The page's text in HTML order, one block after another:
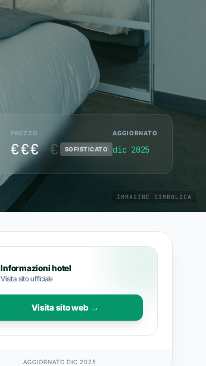
IMMAGINE SIMBOLICA
PREZZO
€€€ € SOFISTICATO
AGGIORNATO
dic 2025
Informazioni hotel
Visita sito ufficiale
Visita sito web →
AGGIORNATO DIC 2025